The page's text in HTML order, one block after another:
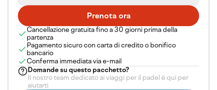
Prenota ora
Cancellazione gratuita fino a 30 giorni prima della
partenza
Pagamento sicuro con carta di credito o bonifico
bancario
Conferma immediata via e-mail
Domande suquesto pacchetto?
Il nostro team dedicato ai viaggi per il padel è qui per
aiutarti